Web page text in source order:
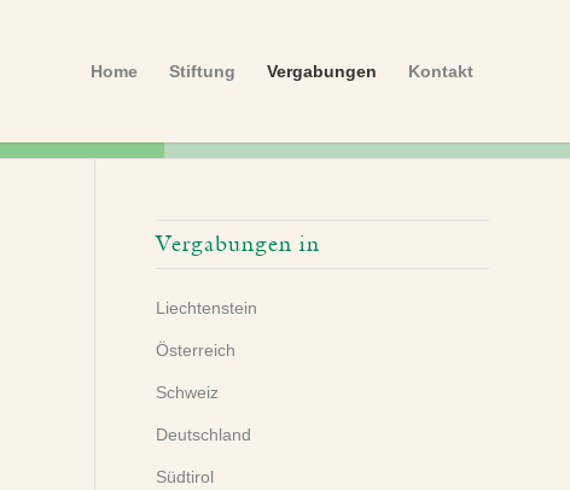
Home Stiftung Vergabungen Kontakt
Vergabungen in
Liechtenstein
Österreich
Schweiz
Deutschland
Südtirol